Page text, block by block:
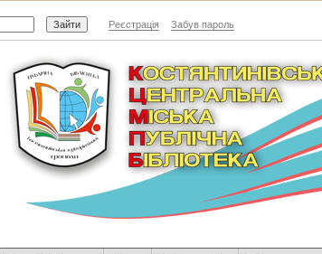
Реєстрація Забув пароль